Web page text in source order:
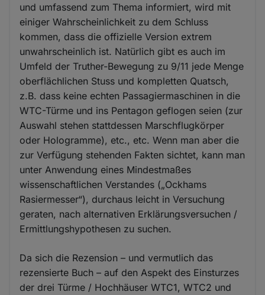
und umfassend zum Thema informiert, wird mit
einiger Wahrscheinlichkeit zu dem Schluss
kommen, dass die offizielle Version extrem
unwahrscheinlich ist. Natürlich gibt es auch im
Umfeld der Truther-Bewegung zu 9/11 jede Menge
oberflächlichen Stuss und kompletten Quatsch,
z.B. dass keine echten Passagiermaschinen in die
WTC-Türme und ins Pentagon geflogen seien (zur
Auswahl stehen stattdessen Marschflugkörper
oder Hologramme), etc., etc. Wenn man aber die
zur Verfügung stehenden Fakten sichtet, kann man
unter Anwendung eines Mindestmaßes
wissenschaftlichen Verstandes („Ockhams
Rasiermesser“), durchaus leicht in Versuchung
geraten, nach alternativen Erklärungsversuchen /
Ermittlungshypothesen zu suchen.
Da sich die Rezension – und vermutlich das
rezensierte Buch – auf den Aspekt des Einsturzes
der drei Türme / Hochhäuser WTC1, WTC2 und